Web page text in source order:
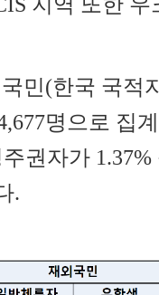
민(한국 국적
명으로 집
주권자가 1.37%
.